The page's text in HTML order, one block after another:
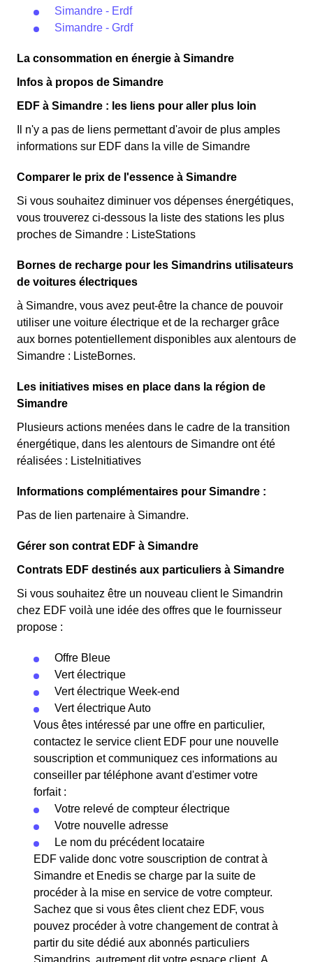
Simandre - Erdf
Simandre - Grdf
La consommation en énergie à Simandre
Infos à propos de Simandre
EDF à Simandre : les liens pour aller plus loin
Il n'y a pas de liens permettant d'avoir de plus amples
informations sur EDF dans la ville de Simandre
Comparer le prix de l'essence à Simandre
Si vous souhaitez diminuer vos dépenses énergétiques,
vous trouverez ci-dessous la liste des stations les plus
proches de Simandre : ListeStations
Bornes de recharge pour les Simandrins utilisateurs
de voitures électriques
à Simandre, vous avez peut-être la chance de pouvoir
utiliser une voiture électrique et de la recharger grâce
aux bornes potentiellement disponibles aux alentours de
Simandre : ListeBornes.
Les initiatives mises en place dans la région de
Simandre
Plusieurs actions menées dans le cadre de la transition
énergétique, dans les alentours de Simandre ont été
réalisées : ListeInitiatives
Informations complémentaires pour Simandre :
Pas de lien partenaire à Simandre.
Gérer son contrat EDF à Simandre
Contrats EDF destinés aux particuliers à Simandre
Si vous souhaitez être un nouveau client le Simandrin
chez EDF voilà une idée des offres que le fournisseur
propose :
Offre Bleue
Vert électrique
Vert électrique Week-end
Vert électrique Auto
Vous êtes intéressé par une offre en particulier,
contactez le service client EDF pour une nouvelle
souscription et communiquez ces informations au
conseiller par téléphone avant d'estimer votre
forfait :
Votre relevé de compteur électrique
Votre nouvelle adresse
Le nom du précédent locataire
EDF valide donc votre souscription de contrat à
Simandre et Enedis se charge par la suite de
procéder à la mise en service de votre compteur.
Sachez que si vous êtes client chez EDF, vous
pouvez procéder à votre changement de contrat à
partir du site dédié aux abonnés particuliers
Simandrins, autrement dit votre espace client. A